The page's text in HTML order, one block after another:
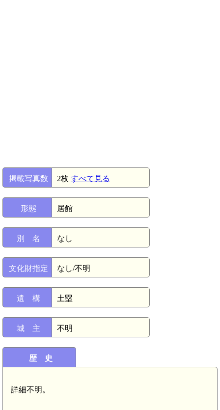
掲載写真数 2枚 すべて見る
形態 居館
別 名 なし
文化財指定 なし/不明
遺 構 土塁
城 主 不明
歴 史
詳細不明。